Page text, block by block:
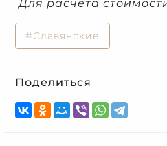
Для расчета
#Славянские
Поделиться